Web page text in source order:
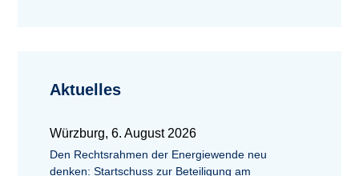
Aktuelles
Würzburg, 6. August 2026
Den Rechtsrahmen der Energiewende neu
denken: Startschuss zur Beteiligung am